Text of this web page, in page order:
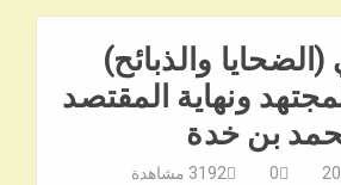
والذبائح)
ونهاية المقتصد
بن خدة
0
3192 مشاهدة